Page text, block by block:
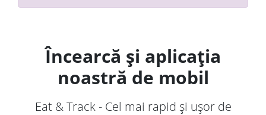
Încearcă și aplicația
noastră de mobil
Eat & Track - Cel mai rapid și ușor de